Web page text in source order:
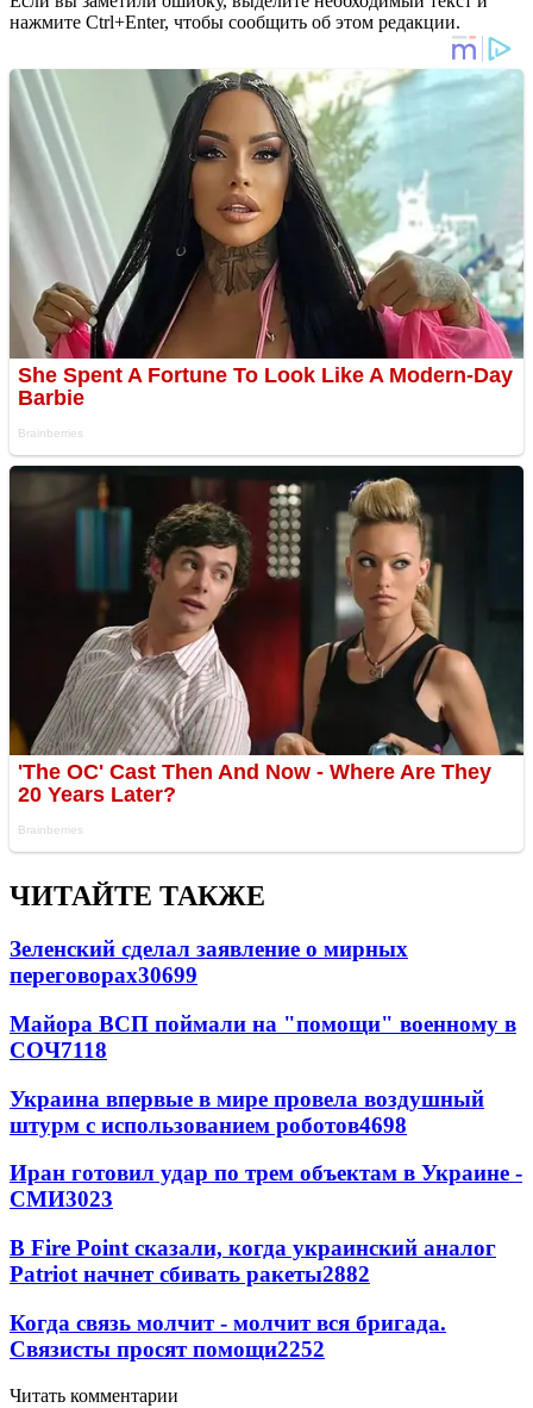
нажмите Ctrl+Enter, чтобы сообщить об этом редакции.
ЧИТАЙТЕ ТАКЖЕ
Зеленский сделал заявление о мирных
переговорах30699
Майора ВСП поймали на "помощи" военному в
СОЧ7118
Украина впервые в мире провела воздушный
штурм с использованием роботов4698
Иран готовил удар по трем объектам в Украине -
СМИ3023
В Fire Point сказали, когда украинский аналог
Patriot начнет сбивать ракеты2882
Когда связь молчит - молчит вся бригада.
Связисты просят помощи2252
Читать комментарии